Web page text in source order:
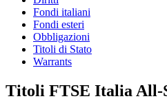
Fondi italiani
Fondi esteri
Obbligazioni
Titoli di Stato
Warrants
Titoli FTSE Italia All-